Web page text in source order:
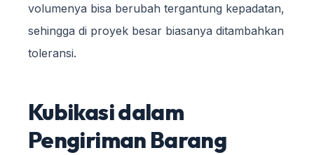
volumenya bisa berubah tergantung kepadatan,
sehingga di proyek besar biasanya ditambahkan
toleransi.
Kubikasi dalam
Pengiriman Barang